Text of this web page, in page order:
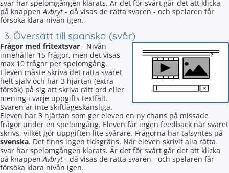
svar har spelomgången klarats. Är det för svårt går det att klicka
på knappenAvbryt - då visas de rätta svaren - och spelaren får
försöka klara nivån igen.
3. Översätt till spanska (svår)
Frågor med fritextsvar - Nivån
innehåller 15 frågor, men det visas
max 10 frågor per spelomgång.
Eleven måste skriva det rätta svaret
helt själv och har 3 hjärtan (extra
försök) på sig att skriva rätt ord eller
mening i varje uppgifts textfält.
Svaren är inte skiftlägeskänsliga.
Eleven har 3 hjärtan som ger eleven en ny chans på missade
frågor under en spelomgång. Eleven får ingen feedback när svaret
skrivs, vilket gör uppgiften lite svårare. Frågorna har talsyntes på
svenska. Det finns ingen tidsgräns. När eleven skrivit alla rätta
svar har spelomgången klarats. Är det för svårt går det att klicka
på knappenAvbryt - då visas de rätta svaren - och spelaren får
försöka klara nivån igen.